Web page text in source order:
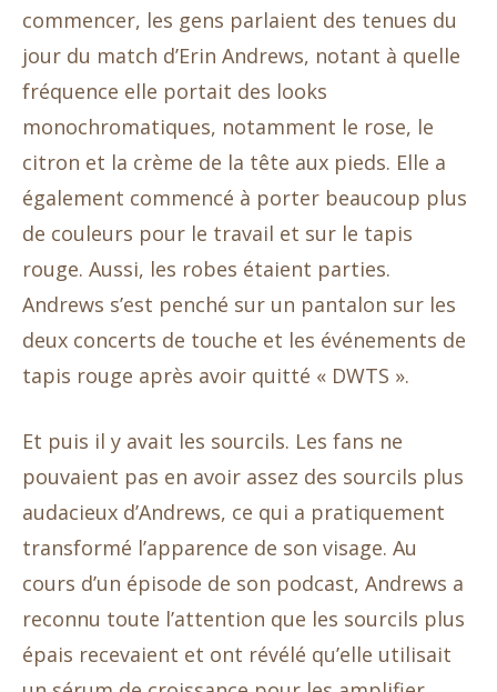
commencer, les gens parlaient des tenues du
jour du match d’Erin Andrews, notant à quelle
fréquence elle portait des looks
monochromatiques, notamment le rose, le
citron et la crème de la tête aux pieds. Elle a
également commencé à porter beaucoup plus
de couleurs pour le travail et sur le tapis
rouge. Aussi, les robes étaient parties.
Andrews s’est penché sur un pantalon sur les
deux concerts de touche et les événements de
tapis rouge après avoir quitté « DWTS ».
Et puis il y avait les sourcils. Les fans ne
pouvaient pas en avoir assez des sourcils plus
audacieux d’Andrews, ce qui a pratiquement
transformé l’apparence de son visage. Au
cours d’un épisode de son podcast, Andrews a
reconnu toute l’attention que les sourcils plus
épais recevaient et ont révélé qu’elle utilisait